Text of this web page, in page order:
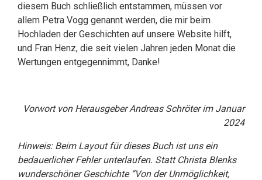
diesem Buch schließlich entstammen, müssen vor
allem Petra Vogg genannt werden, die mir beim
Hochladen der Geschichten auf unsere Website hilft,
und Fran Henz, die seit vielen Jahren jeden Monat die
Wertungen entgegennimmt, Danke!
Vorwort von Herausgeber Andreas Schröter im Januar
2024
Hinweis: Beim Layout für dieses Buch ist uns ein
bedauerlicher Fehler unterlaufen. Statt Christa Blenks
wunderschöner Geschichte “Von der Unmöglichkeit,